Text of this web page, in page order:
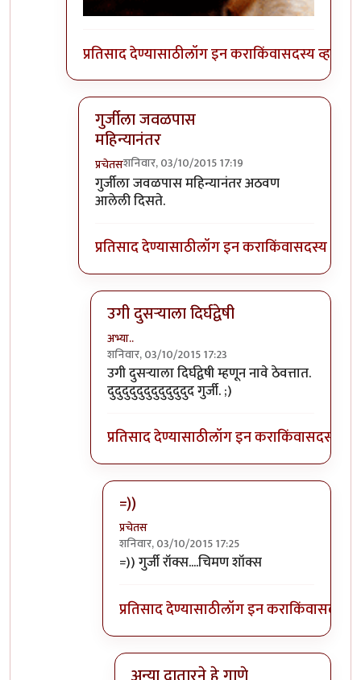
प्रतिसाद देण्यासाठीलॉग इन कराकिंवासदस्य व्हा
गुर्जीला जवळपास
महिन्यानंतर
प्रचेतसशनिवार, 03/10/2015 17:19
In reply toहलकट चिमण....................by
गुर्जीला जवळपास महिन्यानंतर अठवण
आलेली दिसते.
प्रतिसाद देण्यासाठीलॉग इन कराकिंवासदस्य व्हा
उगी दुसर्‍याला दिर्घद्वेषी
अभ्या..
शनिवार, 03/10/2015 17:23
In reply toगुर्जीला जवळपास महिन्यानंतर
उगी दुसर्‍याला दिर्घद्वेषी म्हणून नावे ठेवत्तात.
दुदुदुदुदुदुदुदुदुदुदुद गुर्जी. ;)
प्रतिसाद देण्यासाठीलॉग इन कराकिंवासदस्य व्हा
=))
प्रचेतस
शनिवार, 03/10/2015 17:25
In reply toउगी दुसर्‍याला दिर्घद्वेषी
=)) गुर्जी रॉक्स....चिमण शॉक्स
प्रतिसाद देण्यासाठीलॉग इन कराकिंवासदस्य